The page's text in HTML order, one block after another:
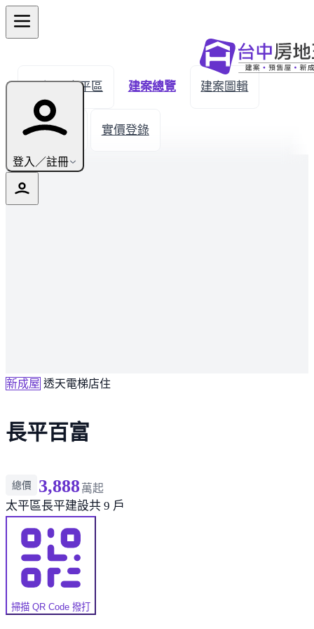
登入／註冊
← 返回太平區 建案總覽 建案圖輯
生活機能 實價登錄
新成屋 透天電梯店住
長平百富
總價 3,888 萬起
太平區長平建設共 9 戶
掃描 QR Code 撥打